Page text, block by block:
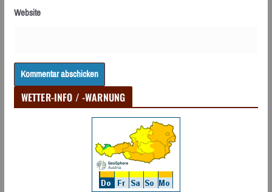
Website
WETTER-INFO / -WARNUNG